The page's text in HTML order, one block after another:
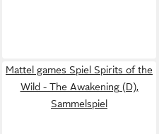
Mattel games Spiel Spirits of the
Wild - The Awakening (D),
Sammelspiel